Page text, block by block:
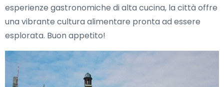
esperienze gastronomiche di alta cucina, la città offre
una vibrante cultura alimentare pronta ad essere
esplorata. Buon appetito!